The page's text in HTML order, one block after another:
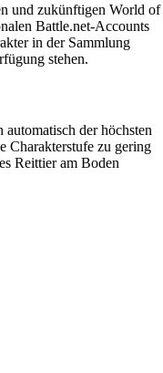
und zukünftigen World of
Battle.net-Accounts
in der Sammlung
stehen.
der höchsten
Charakterstufe zu gering
Reittier am Boden